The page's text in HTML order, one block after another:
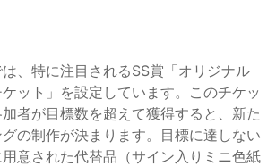
、特に注目されるSS賞「オリジナル
ット」を設定しています。このチケッ
加者が目標数を超えて獲得すると、新た
の制作が決まります。目標に達しない
意された代替品（サイン入りミニ色紙